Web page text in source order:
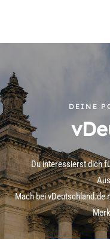
DEINE
Du interessierst dich
Mach bei vDeutschland.de